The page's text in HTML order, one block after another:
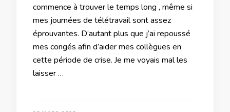
commence à trouver le temps long , même si
mes journées de télétravail sont assez
éprouvantes. D’autant plus que j’ai repoussé
mes congés afin d’aider mes collègues en
cette période de crise. Je me voyais mal les
laisser …